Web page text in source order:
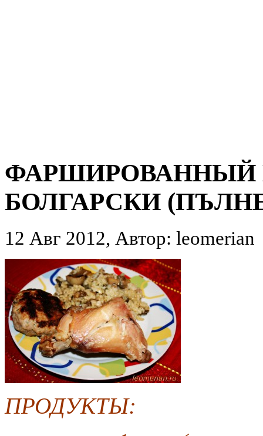
ФАРШИРОВАННЫЙ
БОЛГАРСКИ
12 Авг 2012, Автор: leomerian
ПРОДУКТЫ: